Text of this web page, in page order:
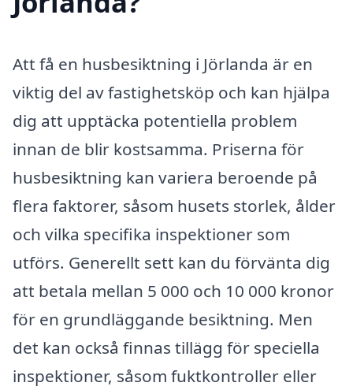
Att få en husbesiktning i Jörlanda är en
viktig del av fastighetsköp och kan hjälpa
dig att upptäcka potentiella problem
innan de blir kostsamma. Priserna för
husbesiktning kan variera beroende på
flera faktorer, såsom husets storlek, ålder
och vilka specifika inspektioner som
utförs. Generellt sett kan du förvänta dig
att betala mellan 5 000 och 10 000 kronor
för en grundläggande besiktning. Men
det kan också finnas tillägg för speciella
inspektioner, såsom fuktkontroller eller